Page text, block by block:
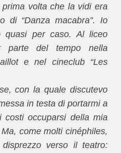
volta che la vidi era
di “Danza macabra”. Io
quasi per caso. Al liceo
parte del tempo nella
e nel cineclub “Les
con la quale discutevo
in testa di portarmi a
occuparsi della mia
come molti cinéphiles,
verso il teatro: